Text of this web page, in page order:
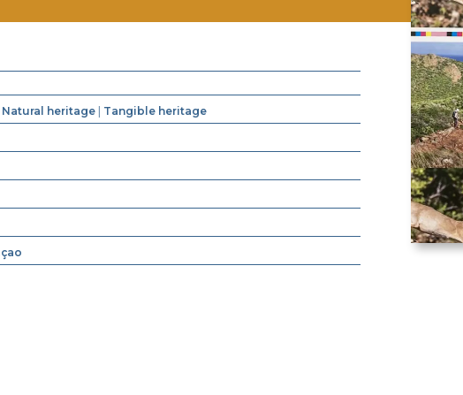
Natural heritage Tangible heritage